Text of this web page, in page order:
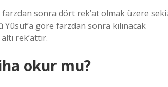
farzdan sonra dört rek’at olmak üzere
Yûsuf’a göre farzdan sonra kılınacak
rek’attır.
okur mu?